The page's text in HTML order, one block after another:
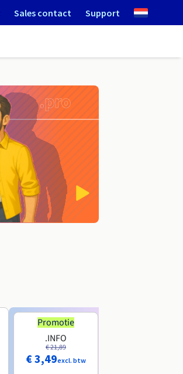
Sales contact Support
Promotie
.INFO
€ 21,89
€ 3,49excl. btw